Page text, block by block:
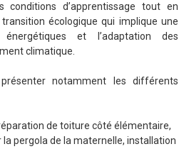
d’apprentissage tout en
écologique qui implique une
et l’adaptation des
climatique.
notamment les différents
de toiture côté élémentaire,
la pergola de la maternelle, installation